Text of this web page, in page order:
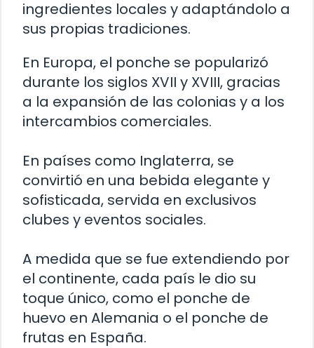
ingredientes locales y adaptándolo a
sus propias tradiciones.
En Europa, el ponche se popularizó
durante los siglos XVII y XVIII, gracias
a la expansión de las colonias y a los
intercambios comerciales.
En países como Inglaterra, se
convirtió en una bebida elegante y
sofisticada, servida en exclusivos
clubes y eventos sociales.
A medida que se fue extendiendo por
el continente, cada país le dio su
toque único, como el ponche de
huevo en Alemania o el ponche de
frutas en España.